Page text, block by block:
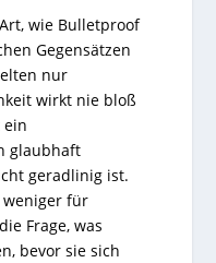
wie Bulletproof
Gegensätzen
nur
wirkt nie bloß
ein
glaubhaft
geradlinig ist.
weniger für
Frage, was
bevor sie sich